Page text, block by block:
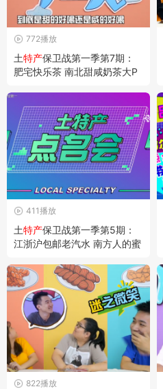
772播放
土特产保卫战第一季第7期：
肥宅快乐茶 南北甜咸奶茶大P
411播放
土特产保卫战第一季第5期：
江浙沪包邮老汽水 南方人的蜜
822播放